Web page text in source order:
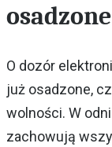
osadzone
O dozór
już osadzone,
wolności. W
zachowują